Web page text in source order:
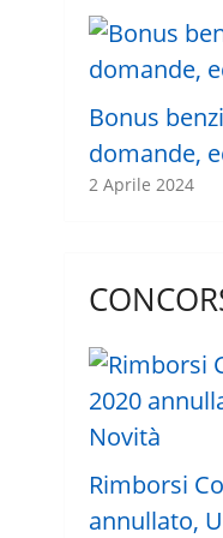
Bonus
domande,
2 Aprile 2024
Rimborsi
annullato,